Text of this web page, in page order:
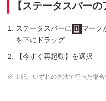
【ステータスバー
ステータスバーに
マーク
を下にドラッグ
【今すぐ再起動】を選択
※ 上記、いずれの方法で行った場合